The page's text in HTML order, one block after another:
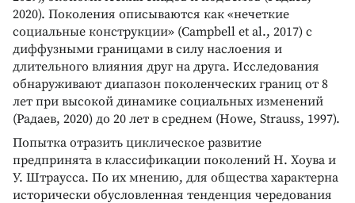
2020). Поколения описываются как «нечеткие
социальные конструкции» (Campbell et al., 2017) с
диффузными границами в силу наслоения и
длительного влияния друг на друга. Исследования
обнаруживают диапазон поколенческих границ от 8
лет при высокой динамике социальных изменений
(Радаев, 2020) до 20 лет в среднем (Howe, Strauss, 1997).
Попытка отразить циклическое развитие
предпринята в классификации поколений Н. Хоува и
У. Штраусса. По их мнению, для общества характерна
исторически обусловленная тенденция чередования